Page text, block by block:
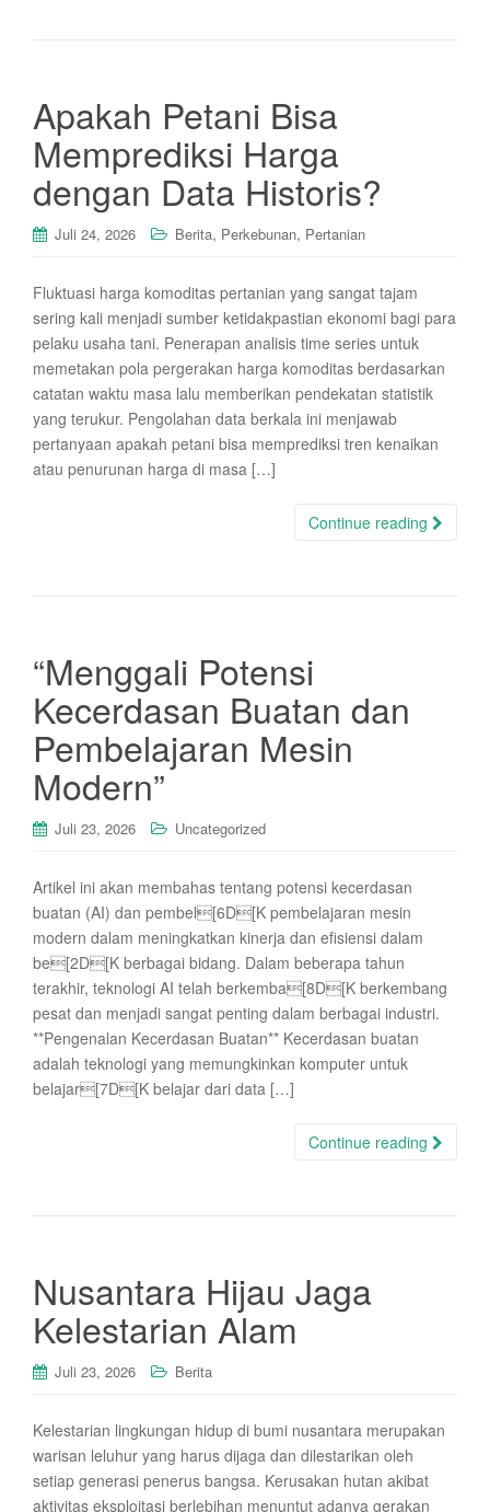
Apakah Petani Bisa
Memprediksi Harga
dengan Data Historis?
Juli 24, 2026 Berita, Perkebunan, Pertanian
Fluktuasi harga komoditas pertanian yang sangat tajam
sering kali menjadi sumber ketidakpastian ekonomi bagi para
pelaku usaha tani. Penerapan analisis time series untuk
memetakan pola pergerakan harga komoditas berdasarkan
catatan waktu masa lalu memberikan pendekatan statistik
yang terukur. Pengolahan data berkala ini menjawab
pertanyaan apakah petani bisa memprediksi tren kenaikan
atau penurunan harga di masa […]
Continue reading
“Menggali Potensi
Kecerdasan Buatan dan
Pembelajaran Mesin
Modern”
Juli 23, 2026 Uncategorized
Artikel ini akan membahas tentang potensi kecerdasan
buatan (AI) dan pembel[6D[K pembelajaran mesin
modern dalam meningkatkan kinerja dan efisiensi dalam
be[2D[K berbagai bidang. Dalam beberapa tahun
terakhir, teknologi AI telah berkemba[8D[K berkembang
pesat dan menjadi sangat penting dalam berbagai industri.
**Pengenalan Kecerdasan Buatan** Kecerdasan buatan
adalah teknologi yang memungkinkan komputer untuk
belajar[7D[K belajar dari data […]
Continue reading
Nusantara Hijau Jaga
Kelestarian Alam
Juli 23, 2026 Berita
Kelestarian lingkungan hidup di bumi nusantara merupakan
warisan leluhur yang harus dijaga dan dilestarikan oleh
setiap generasi penerus bangsa. Kerusakan hutan akibat
aktivitas eksploitasi berlebihan menuntut adanya gerakan